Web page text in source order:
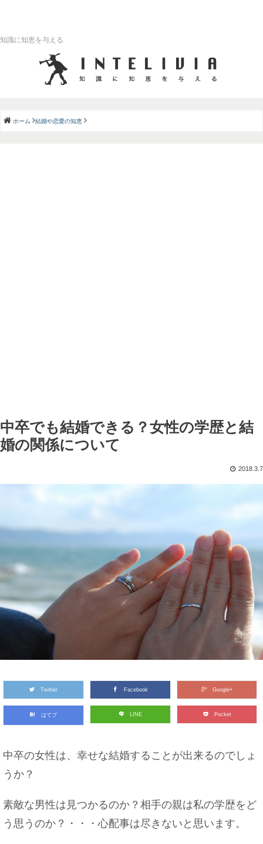
知識に知恵を与える
ホーム 結婚や恋愛の知恵
中卒でも結婚できる？女性の学歴と結
婚の関係について
2018.3.7
Twitter Facebook Google+
はてブ LINE Pocket
中卒の女性は、幸せな結婚することが出来るのでしょ
うか？
素敵な男性は見つかるのか？相手の親は私の学歴をど
う思うのか？・・・心配事は尽きないと思います。